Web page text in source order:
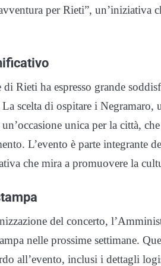
per Rieti”, un’iniziativa
Rieti ha espresso grande
scelta di ospitare i
unica per la città,
L’evento è parte integrante
che mira a promuovere la
del concerto,
nelle prossime settimane.
all’evento, inclusi i dettagli